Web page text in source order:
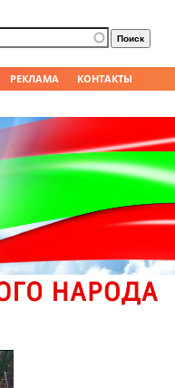
РЕКЛАМА КОНТАКТЫ
поиска